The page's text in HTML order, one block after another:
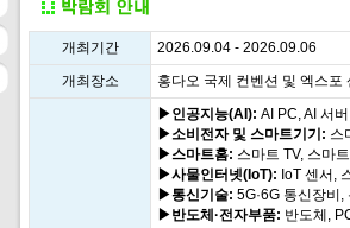
개최기간
2026.09.04 - 2026.09.06
개최장소
홍다오 국제 컨벤션 및 엑스포
▶인공지능(AI): AI PC, AI 서
▶소비전자 및 스마트기기: 스
▶스마트홈: 스마트 TV, 스마
▶사물인터넷(IoT): IoT 센서,
▶통신기술: 5G·6G 통신장비
▶반도체·전자부품: 반도체,